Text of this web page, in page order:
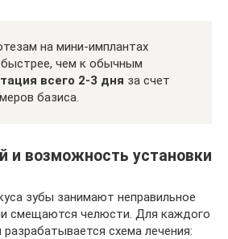
на мини-имплантах
чем к обычным
всего 2-3 дня за счет
базиса.
и возможность установки
зубы занимают неправильное
смещаются челюсти. Для каждого
разрабатывается схема лечения: